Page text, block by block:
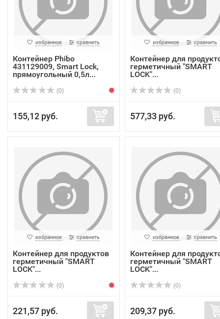
избранное сравнить
Контейнер Phibo
431129009, Smart Lock,
прямоугольный 0,5л...
(0)
155,12 руб.
избранное сравнить
Контейнер для
герметичный "SMART
LOCK"...
(0)
577,33 руб.
избранное сравнить
Контейнер для продуктов
герметичный "SMART
LOCK"...
(0)
221,57 руб.
избранное сравнить
Контейнер для
герметичный "SMART
LOCK"...
(0)
209,37 руб.